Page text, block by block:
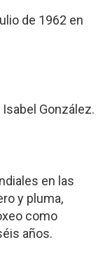
de 1962 en
González.
en las
y pluma,
como
años.